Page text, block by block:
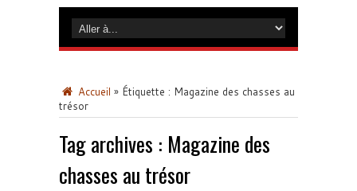
Accueil » Étiquette : Magazine des chasses au
trésor
Tag archives : Magazine des
chasses au trésor